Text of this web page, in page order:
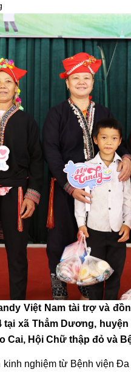
Việt Nam tài trợ và
xã Thẳm Dương,
Hội Chữ thập đỏ và
nghiệm từ Bệnh viện